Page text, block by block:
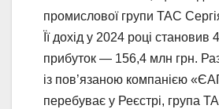
промислової групи ТАС
Її дохід у 2024 році становив
прибуток — 156,4 млн грн.
із пов’язаною компанією
перебуває у Реєстрі, група